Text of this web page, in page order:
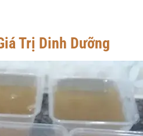
Trị Dinh Dưỡng